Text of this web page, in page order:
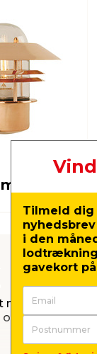
julen
lys til
Tilmeld dig
i den
gavekort